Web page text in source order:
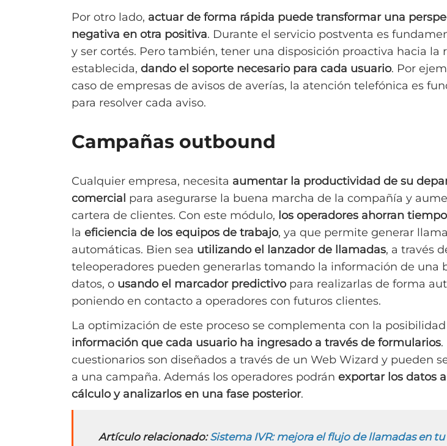
Por otro lado, actuar de forma rápida puede transformar una
negativa en otra positiva. Durante el servicio postventa es
y ser cortés. Pero también, tener una disposición proactiva hacia la
establecida, dando el soporte necesario para cada usuario. Por
caso de empresas de avisos de averías, la atención telefónica es
para resolver cada aviso.
Campañas outbound
Cualquier empresa, necesita aumentar la productividad de su
comercial para asegurarse la buena marcha de la compañía y
cartera de clientes. Con este módulo, los operadores ahorran tiempo
la eficiencia de los equipos de trabajo, ya que permite generar
automáticas. Bien sea utilizando el lanzador de llamadas, a través
teleoperadores pueden generarlas tomando la información de una
datos, o usando el marcador predictivopara realizarlas de forma
poniendo en contacto a operadores con futuros clientes.
La optimización de este proceso se complementa con la
información que cada usuario ha ingresado a través de formularios.
cuestionarios son diseñados a través de un Web Wizard y pueden
a una campaña. Además los operadores podrán exportar los datos
cálculo y analizarlos en una fase posterior.
Artículo relacionado:Sistema IVR: mejora el flujo de llamadas en